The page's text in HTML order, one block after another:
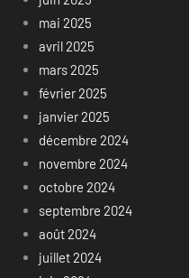
mai 2025
avril 2025
mars 2025
février 2025
janvier 2025
décembre 2024
novembre 2024
octobre 2024
septembre 2024
août 2024
juillet 2024